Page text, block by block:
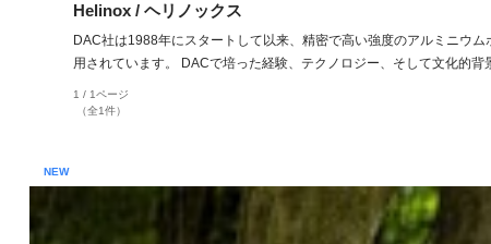
Helinox / ヘリノックス
DAC社は1988年にスタートして以来、精密で高い強度のアルミニウ
用されています。 DACで培った経験、テクノロジー、そして文化的
1 / 1ページ
（全1件）
NEW